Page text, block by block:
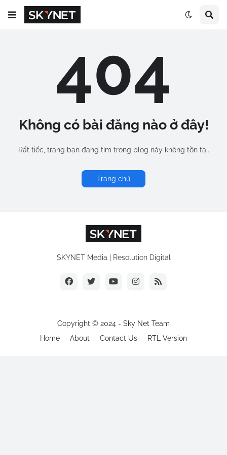
404
Không có bài đăng nào ở đây!
Rất tiếc, trang bạn đang tìm trong blog này không tồn tại.
Trang chủ
SKYNET Media | Resolution Digital
Copyright © 2024 - Sky Net Team
Home
About Contact Us RTL Version